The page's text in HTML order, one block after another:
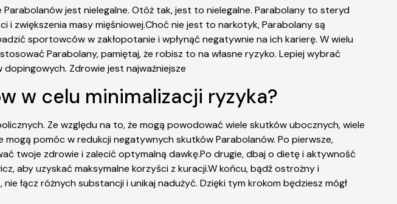
jest nielegalne. Otóż tak, jest to nielegalne. Parabolany to steryd
masy mięśniowej.Choć nie jest to narkotyk, Parabolany są
sportowców w zakłopotanie i wpłynąć negatywnie na ich karierę. W wielu
Parabolany, pamiętaj, że robisz to na własne ryzyko. Lepiej wybrać
Zdrowie jest najważniejsze
w celu minimalizacji ryzyka?
Ze względu na to, że mogą powodować wiele skutków ubocznych, wiele
pomóc w redukcji negatywnych skutków Parabolanów. Po pierwsze,
twoje zdrowie i zalecić optymalną dawkę.Po drugie, dbaj o dietę i aktywność
aby uzyskać maksymalne korzyści z kuracji.W końcu, bądź ostrożny i
łącz różnych substancji i unikaj nadużyć. Dzięki tym krokom będziesz mógł